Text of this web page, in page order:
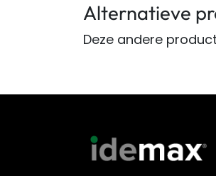
Alternatieve
Deze andere